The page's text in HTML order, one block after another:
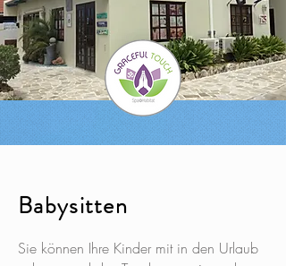
Babysitten
Sie können Ihre Kinder mit in den Urlaub